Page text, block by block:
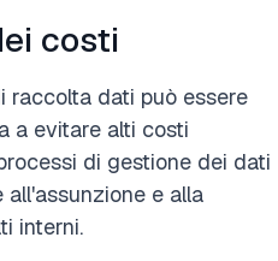
costi
raccolta dati può essere
a evitare alti costi
di gestione dei dati
e alla
interni.